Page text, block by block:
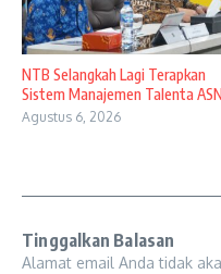
NTB Selangkah Lagi Terapkan
Sistem Manajemen Talenta ASN
Agustus 6, 2026
Tinggalkan Balasan
Alamat email Anda tidak